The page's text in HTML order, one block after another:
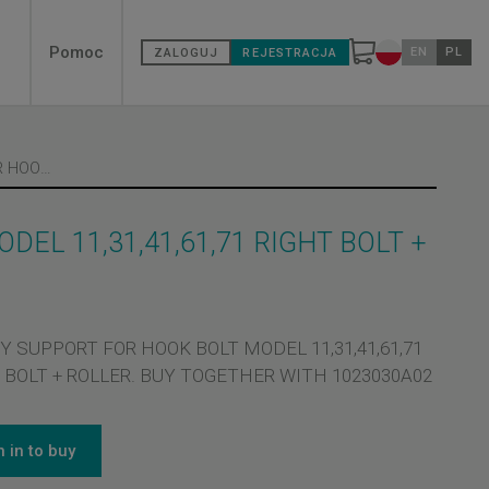
Secondary
Pomoc ZALOGUJ REJESTRACJA Zmień kraj
EN PL
PULLEY SUPPORT FOR HOOK BOLT MODEL 11,31,41,61,71 RIGHT BOLT + ROLLER
11,31,41,61,71 RIGHT BOLT +
SUPPORT FOR HOOK BOLT MODEL 11,31,41,61,71
+ ROLLER. BUY TOGETHER WITH 1023030A02
in to buy